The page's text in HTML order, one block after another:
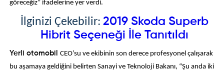
göreceğiz” ifadelerine yer verdi.
İlginizi Çekebilir:2019 Skoda Superb
Hibrit Seçeneği İle Tanıtıldı
Yerli otomobilCEO’su ve ekibinin son derece profesyonel çalışarak
bu aşamaya geldiğini belirten Sanayi ve Teknoloji Bakanı, “Şu anda iki